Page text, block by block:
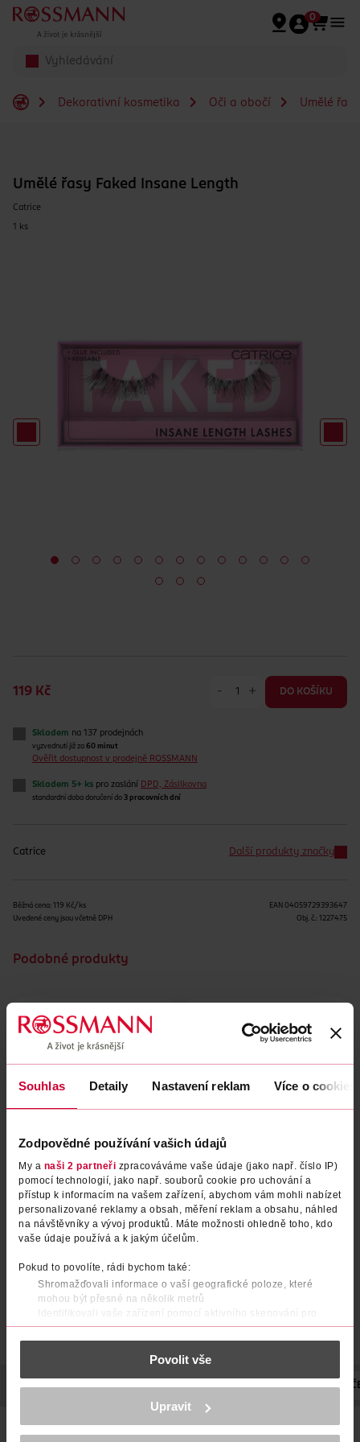
Souhlas Detaily Nastavení reklam Více o cookies
Zodpovědné používání vašich údajů
My a naši 2 partneři zpracováváme vaše údaje (jako např. číslo IP)
pomocí technologií, jako např. souborů cookie pro uchování a
přístup k informacím na vašem zařízení, abychom vám mohli nabízet
personalizované reklamy a obsah, měření reklam a obsahu, náhled
na návštěvníky a vývoj produktů. Máte možnosti ohledně toho, kdo
vaše údaje používá a k jakým účelům.
Pokud to povolíte, rádi bychom také:
Shromažďovali informace o vaší geografické poloze, které
mohou být přesné na několik metrů
Identifikovali vaše zařízení pomocí aktivního skenování pro
konkrétní charakteristiky (otisk prstu)
Zjistěte více o tom, jak zpracováváme vaše osobní údaje, a nastavte
části s podrobnostmi . Svůj souhlas můžete kdykoliv
K provozu stránek, personalizaci obsahu a reklam, funkcí sociálních
médií, analýze návštěvnosti, které mohou nést osobní údaje.
Více najdete vprohlášení o ochraně osobních údajů.
Povolit vše
Upravit
Přeskočit na hlavmní obsah
0
Dekorativní kosmetika Oči a obočí Umělé řasy
Umělé řasy Faked Insane Length
Catrice
1 ks
119 Kč - + DO KOŠÍKU
Skladem na 137 prodejnách
vyzvednutí již za 60 minut
Ověřit dostupnost v prodejně ROSSMANN
Skladem 5+ ks pro zaslání DPD, Zásilkovna
standardní doba doručení do 3 pracovních dní
Catrice Další produkty značky
Běžná cena: 119 Kč/ks
Uvedené ceny jsou včetně DPH
EAN 04059729393647
Obj. č.: 1227475
Podobné produkty
Umělé řasy Volume Cluster
119 Kč
DO KOŠÍKU
Obj. č.: 1307023
Umělé řasy Faked Everyday
Natural
Obj. č.: 1153507
POPIS POUŽITÍ SLOŽENÍ VÝROBCE/DODAVATEL
WOW efekt je zaručen s našimi umělými řasami. Můžete si